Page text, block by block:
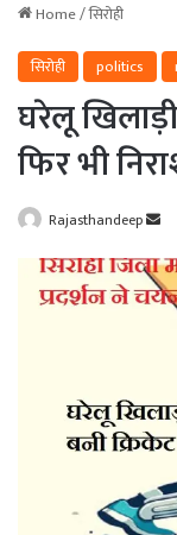
Home/सिरोही
सिरोही
politics
घरेलू
फिर भी
Rajasthandeep